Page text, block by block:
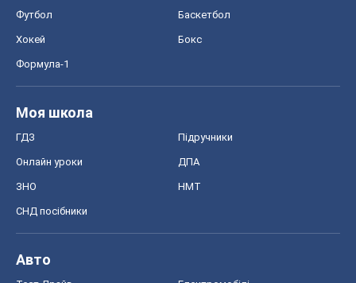
Футбол Баскетбол
Хокей Бокс
Формула-1
Моя школа
ГДЗ Підручники
Онлайн уроки ДПА
ЗНО НМТ
СНД посібники
Авто